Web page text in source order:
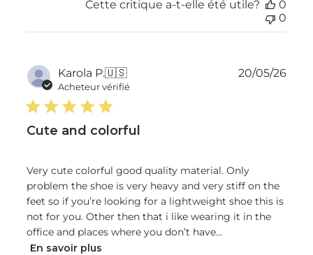
Cette critique a-t-elle été utile?
0
0
Karola P.🇺🇸
Acheteur vérifié
Cute and colorful
Very cute colorful good quality material. Only
problem the shoe is very heavy and very stiff on the
feet so if you’re looking for a lightweight shoe this is
not for you. Other then that i like wearing it in the
office and places where you don’t have...
En savoir plus
Date
20/05/26